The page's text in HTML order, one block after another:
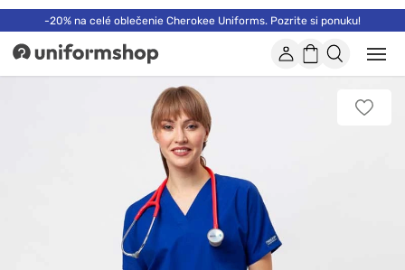
-20% na celé oblečenie Cherokee Uniforms. Pozrite si ponuku!
Uniformshop ÚčetNákupný
košík
alebo
Pridať